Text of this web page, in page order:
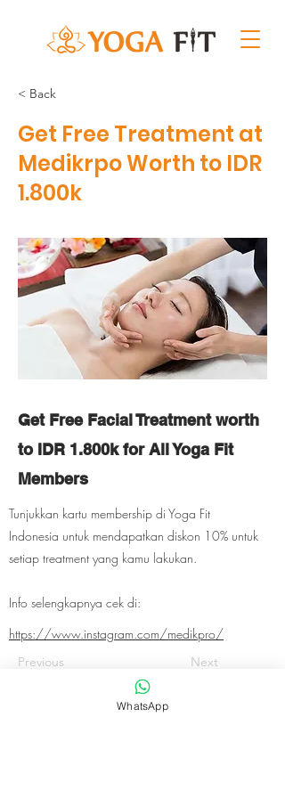
< Back
Get Free Treatment at
Medikrpo Worth to IDR
1.800k
Get Free Facial Treatment worth
to IDR 1.800k for All Yoga Fit
Members
Tunjukkan kartu membership di Yoga Fit
Indonesia untuk mendapatkan diskon 10% untuk
setiap treatment yang kamu lakukan.
Info selengkapnya cek di:
https://www.instagram.com/medikpro/
Previous Next
WhatsApp